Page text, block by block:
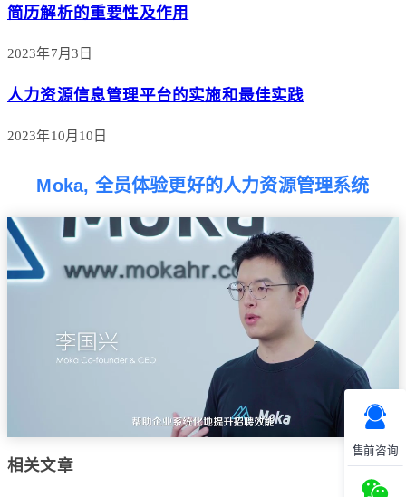
售前咨询
简历解析的重要性及作用
2023年7月3日
人力资源信息管理平台的实施和最佳实践
2023年10月10日
Moka, 全员体验更好的人力资源管理系统
相关文章